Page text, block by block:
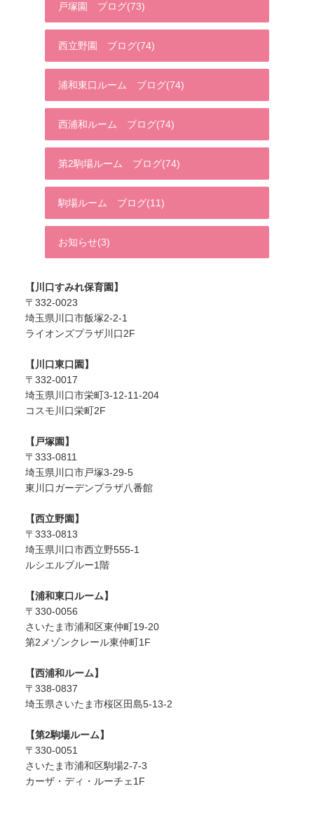
戸塚園 ブログ(73)
西立野園 ブログ(74)
浦和東口ルーム ブログ(74)
西浦和ルーム ブログ(74)
第2駒場ルーム ブログ(74)
駒場ルーム ブログ(11)
お知らせ(3)
【川口すみれ保育園】
〒332-0023
埼玉県川口市飯塚2-2-1
ライオンズプラザ川口2F
【川口東口園】
〒332-0017
埼玉県川口市栄町3-12-11-204
コスモ川口栄町2F
【戸塚園】
〒333-0811
埼玉県川口市戸塚3-29-5
東川口ガーデンプラザ八番館
【西立野園】
〒333-0813
埼玉県川口市西立野555-1
ルシエルブルー1階
【浦和東口ルーム】
〒330-0056
さいたま市浦和区東仲町19-20
第2メゾンクレール東仲町1F
【西浦和ルーム】
〒338-0837
埼玉県さいたま市桜区田島5-13-2
【第2駒場ルーム】
〒330-0051
さいたま市浦和区駒場2-7-3
カーザ・ディ・ルーチェ1F